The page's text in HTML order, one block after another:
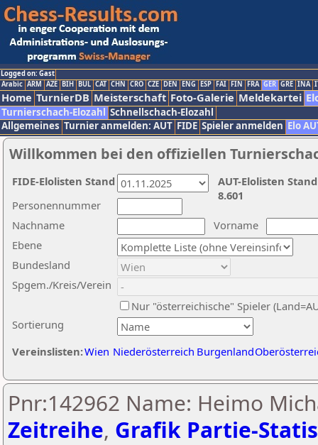
Logged on: Gast
Arabic ARM AZE BIH BUL CAT CHN CRO CZE DEN ENG ESP FAI FIN FRA GER GRE INA
Home TurnierDB Meisterschaft Foto-Galerie Meldekartei
Turnierschach-Elozahl Schnellschach-Elozahl
Allgemeines Turnier anmelden: AUT FIDE Spieler anmelden Elo
Willkommen bei den offiziellen
Nachname
Vorname
Ebene
Sortierung
Personennummer
Bundesland
Spgem./Kreis/Verein
Nur "österreichische" Spieler
Vereinslisten:Wien Niederösterreich Burgenland
AUT-Elolisten
8.601
FIDE-Elolisten Stand
Pnr:142962 Name: Heimo
Zeitreihe, Grafik Partie-